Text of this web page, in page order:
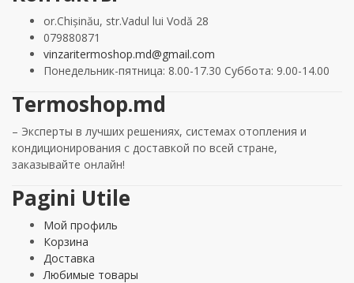
or.Chișinău, str.Vadul lui Vodă 28
079880871
vinzaritermoshop.md@gmail.com
Понедельник-пятница: 8.00-17.30 Суббота: 9.00-14.00
Termoshop.md
– Эксперты в лучших решениях, системах отопления и
кондиционирования с доставкой по всей стране,
заказывайте онлайн!
Pagini Utile
Мой профиль
Корзина
Доставка
Любимые товары